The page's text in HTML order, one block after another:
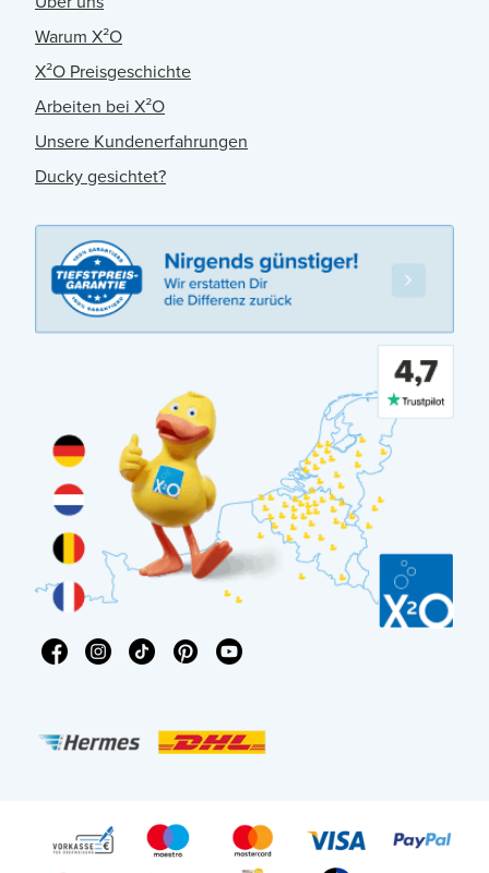
Warum X²O
X²O Preisgeschichte
Arbeiten bei X²O
Unsere Kundenerfahrungen
Ducky gesichtet?